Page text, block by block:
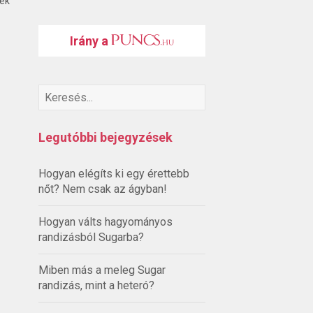
Irány a
Legutóbbi bejegyzések
Hogyan elégíts ki egy érettebb
nőt? Nem csak az ágyban!
Hogyan válts hagyományos
randizásból Sugarba?
Miben más a meleg Sugar
randizás, mint a heteró?